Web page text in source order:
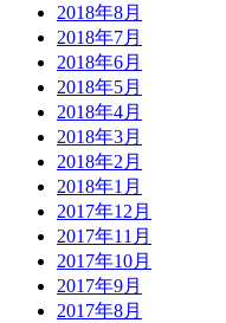
2018年8月
2018年7月
2018年6月
2018年5月
2018年4月
2018年3月
2018年2月
2018年1月
2017年12月
2017年11月
2017年10月
2017年9月
2017年8月